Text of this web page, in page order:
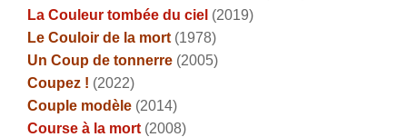
La Couleur tombée du ciel (2019)
Le Couloir de la mort (1978)
Un Coup de tonnerre (2005)
Coupez ! (2022)
Couple modèle (2014)
Course à la mort (2008)